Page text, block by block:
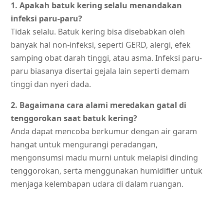
1. Apakah batuk kering selalu menandakan
infeksi paru-paru?
Tidak selalu. Batuk kering bisa disebabkan oleh
banyak hal non-infeksi, seperti GERD, alergi, efek
samping obat darah tinggi, atau asma. Infeksi paru-
paru biasanya disertai gejala lain seperti demam
tinggi dan nyeri dada.
2. Bagaimana cara alami meredakan gatal di
tenggorokan saat batuk kering?
Anda dapat mencoba berkumur dengan air garam
hangat untuk mengurangi peradangan,
mengonsumsi madu murni untuk melapisi dinding
tenggorokan, serta menggunakan humidifier untuk
menjaga kelembapan udara di dalam ruangan.